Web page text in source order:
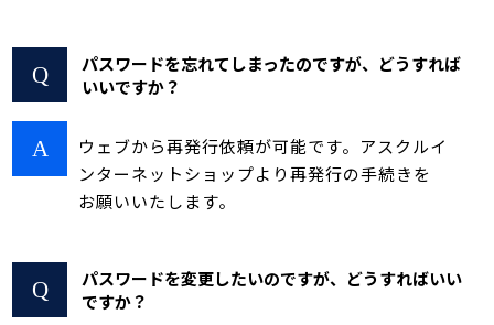
パスワードを忘れてしまったのですが、どうすれば
いいですか？
ウェブから再発行依頼が可能です。アスクルイ
ンターネットショップより再発行の手続きを
お願いいたします。
パスワードを変更したいのですが、どうすればいい
ですか？